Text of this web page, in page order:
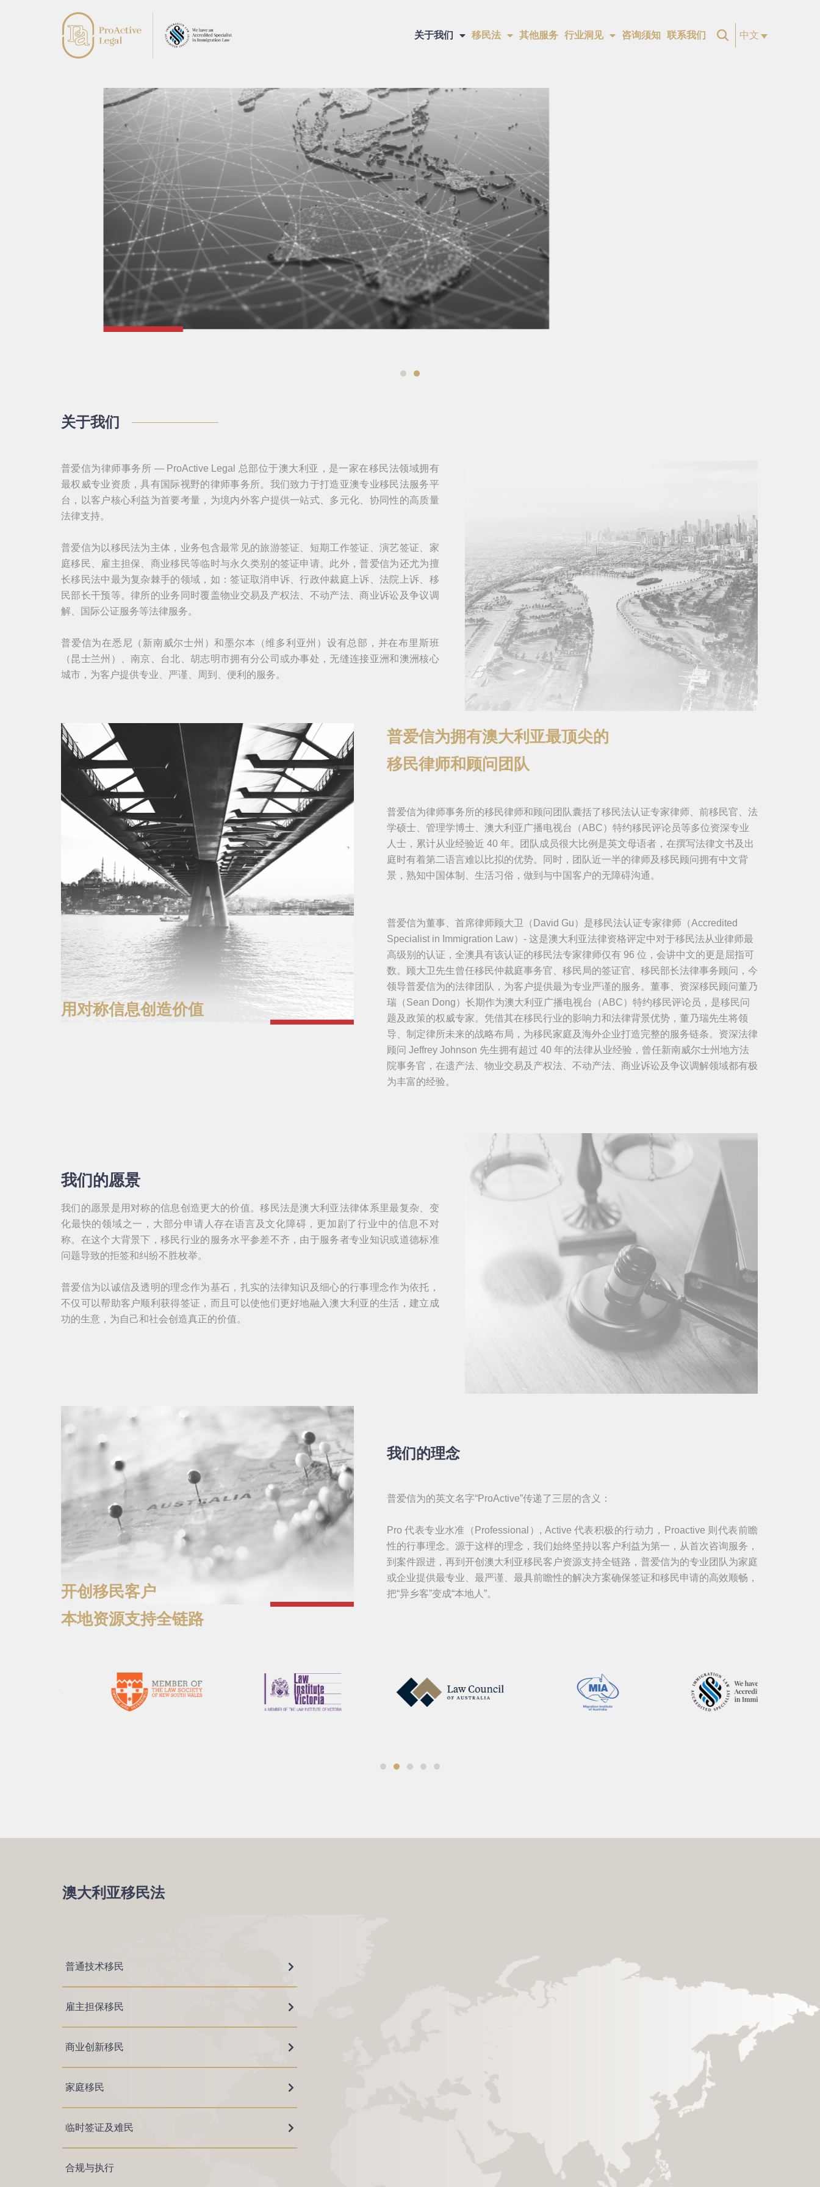
关于我们 移民法 其他服务 行业洞见 咨询须知 联系我们 中文
关于我们
普爱信为律师事务所 — ProActive Legal 总部位于澳大利亚，是一家在移民法领域拥有
最权威专业资质，具有国际视野的律师事务所。我们致力于打造亚澳专业移民法服务平
台，以客户核心利益为首要考量，为境内外客户提供一站式、多元化、协同性的高质量
法律支持。
普爱信为以移民法为主体，业务包含最常见的旅游签证、短期工作签证、演艺签证、家
庭移民、雇主担保、商业移民等临时与永久类别的签证申请。此外，普爱信为还尤为擅
长移民法中最为复杂棘手的领域，如：签证取消申诉、行政仲裁庭上诉、法院上诉、移
民部长干预等。律所的业务同时覆盖物业交易及产权法、不动产法、商业诉讼及争议调
解、国际公证服务等法律服务。
普爱信为在悉尼（新南威尔士州）和墨尔本（维多利亚州）设有总部，并在布里斯班
（昆士兰州）、南京、台北、胡志明市拥有分公司或办事处，无缝连接亚洲和澳洲核心
城市，为客户提供专业、严谨、周到、便利的服务。
用对称信息创造价值
普爱信为拥有澳大利亚最顶尖的
移民律师和顾问团队
普爱信为律师事务所的移民律师和顾问团队囊括了移民法认证专家律师、前移民官、法
学硕士、管理学博士、澳大利亚广播电视台（ABC）特约移民评论员等多位资深专业
人士，累计从业经验近 40 年。团队成员很大比例是英文母语者，在撰写法律文书及出
庭时有着第二语言难以比拟的优势。同时，团队近一半的律师及移民顾问拥有中文背
景，熟知中国体制、生活习俗，做到与中国客户的无障碍沟通。
普爱信为董事、首席律师顾大卫（David Gu）是移民法认证专家律师（Accredited
Specialist in Immigration Law）- 这是澳大利亚法律资格评定中对于移民法从业律师最
高级别的认证，全澳具有该认证的移民法专家律师仅有 96 位，会讲中文的更是屈指可
数。顾大卫先生曾任移民仲裁庭事务官、 移民局的签证官、移民部长法律事务顾问，今
领导普爱信为的法律团队，为客户提供最为专业严谨的服务。董事、资深移民顾问董乃
瑞（Sean Dong）长期作为澳大利亚广播电视台（ABC）特约移民评论员，是移民问
题及政策的权威专家。凭借其在移民行业的影响力和法律背景优势，董乃瑞先生将领
导、制定律所未来的战略布局，为移民家庭及海外企业打造完整的服务链条。资深法律
顾问 Jeffrey Johnson 先生拥有超过 40 年的法律从业经验，曾任新南威尔士州地方法
院事务官，在遗产法、物业交易及产权法、不动产法、商业诉讼及争议调解领域都有极
为丰富的经验。
我们的愿景
我们的愿景是用对称的信息创造更大的价值。移民法是澳大利亚法律体系里最复杂、变
化最快的领域之一，大部分申请人存在语言及文化障碍，更加剧了行业中的信息不对
称。在这个大背景下，移民行业的服务水平参差不齐，由于服务者专业知识或道德标准
问题导致的拒签和纠纷不胜枚举。
普爱信为以诚信及透明的理念作为基石，扎实的法律知识及细心的行事理念作为依托，
不仅可以帮助客户顺利获得签证，而且可以使他们更好地融入澳大利亚的生活，建立成
功的生意，为自己和社会创造真正的价值。
开创移民客户
本地资源支持全链路
我们的理念
普爱信为的英文名字“ProActive”传递了三层的含义：
Pro 代表专业水准（Professional）, Active 代表积极的行动力，Proactive 则代表前瞻
性的行事理念。源于这样的理念，我们始终坚持以客户利益为第一，从首次咨询服务，
到案件跟进，再到开创澳大利亚移民客户资源支持全链路，普爱信为的专业团队为家庭
或企业提供最专业、最严谨、最具前瞻性的解决方案确保签证和移民申请的高效顺畅，
把“异乡客”变成“本地人”。
澳大利亚移民法
普通技术移民
雇主担保移民
商业创新移民
家庭移民
临时签证及难民
合规与执行